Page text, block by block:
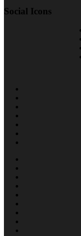
Social Icons